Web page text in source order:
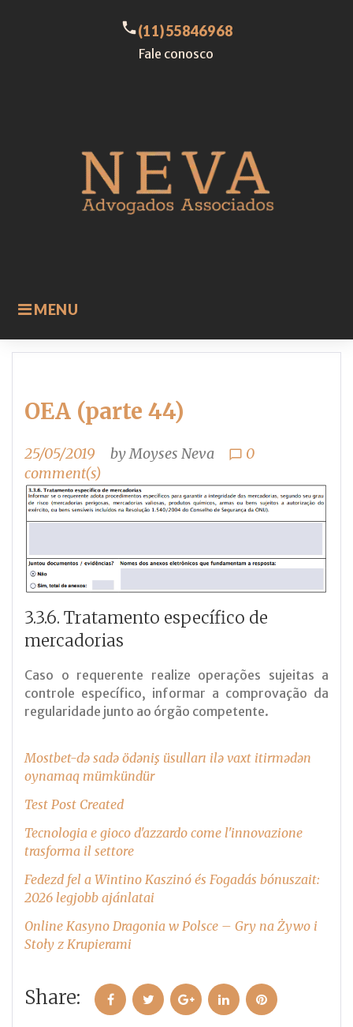
MENU
call(11)55846968
Fale conosco
OEA (parte 44)
25/05/2019 byMoyses Neva chat_bubble_outline 0
comment(s)
3.3.6. Tratamento específico de
mercadorias
Caso o requerente realize operações sujeitas a
controle específico, informar a comprovação da
regularidade junto ao órgão competente.
Mostbet-də sadə ödəniş üsulları ilə vaxt itirmədən
oynamaq mümkündür
Test Post Created
Tecnologia e gioco d'azzardo come l'innovazione
trasforma il settore
Fedezd fel a Wintino Kaszinó és Fogadás bónuszait:
2026 legjobb ajánlatai
Online Kasyno Dragonia w Polsce – Gry na Żywo i
Stoły z Krupierami
Share: FacebookTwitter Google+LinkedInPinterest